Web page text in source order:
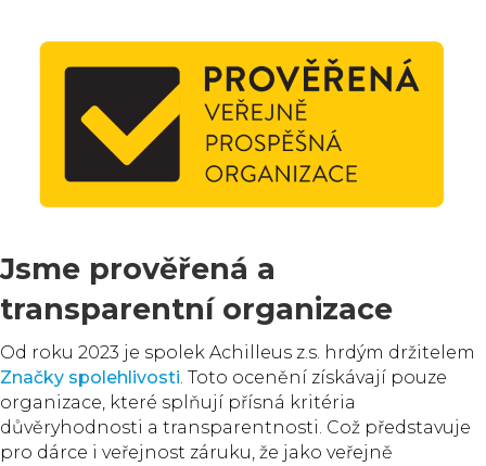
Jsme prověřená a
transparentní organizace
Od roku 2023 je spolek Achilleus z.s. hrdým držitelem
Značky spolehlivosti. Toto ocenění získávají pouze
organizace, které splňují přísná kritéria
důvěryhodnosti a transparentnosti. Což představuje
pro dárce i veřejnost záruku, že jako veřejně